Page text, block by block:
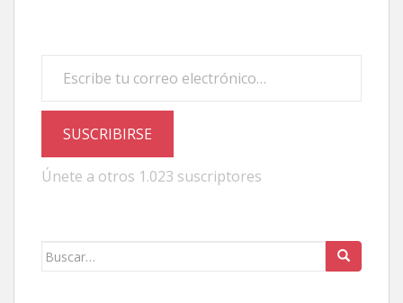
SUSCRIBIRSE
Únete a otros 1.023 suscriptores
Buscar: